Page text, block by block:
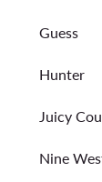
Guess
Hunter
Juicy
Nine